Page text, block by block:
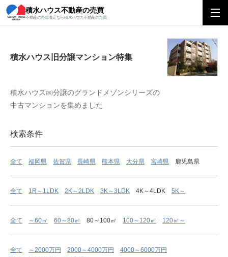
積水ハウス不動産の売買
不動産の売却査定なら積水ハウス不動産の売買
積水ハウス旧分譲マンション特集
積水ハウス旧分譲マンション特集
積水ハウス㈱分譲のグランドメゾンシリーズの
中古マンションを集めました
検索条件
全て 福岡県 佐賀県 長崎県 熊本県 大分県 宮崎県 鹿児島県
全て 1R～1LDK 2K～2LDK 3K～3LDK 4K～4LDK 5K～
全て ～60㎡ 60～80㎡ 80～100㎡ 100～120㎡ 120㎡～
全て ～2000万円 2000～4000万円
4000～6000万円